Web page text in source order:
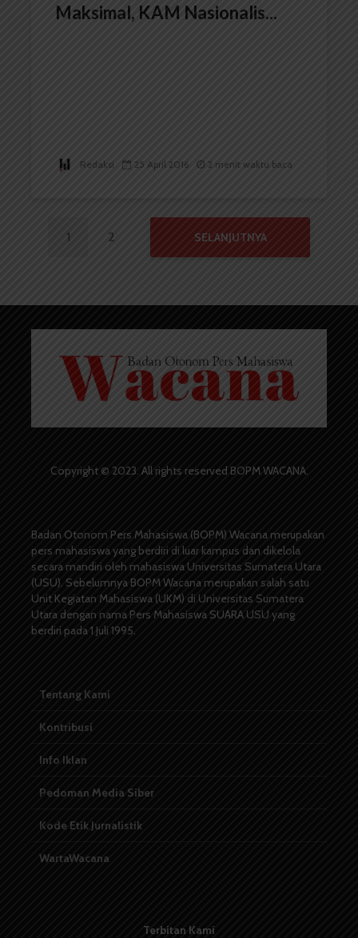
Maksimal, KAM Nasionalis...
Redaksi 25 April 2016 2 menit waktu baca
1 2 SELANJUTNYA
Copyright © 2023. All rights reserved BOPM WACANA.
Badan Otonom Pers Mahasiswa (BOPM) Wacana merupakan
pers mahasiswa yang berdiri di luar kampus dan dikelola
secara mandiri oleh mahasiswa Universitas Sumatera Utara
(USU). Sebelumnya BOPM Wacana merupakan salah satu
Unit Kegiatan Mahasiswa (UKM) di Universitas Sumatera
Utara dengan nama Pers Mahasiswa SUARA USU yang
berdiri pada 1 Juli 1995.
Tentang Kami
Kontribusi
Info Iklan
Pedoman Media Siber
Kode Etik Jurnalistik
WartaWacana
Terbitan Kami